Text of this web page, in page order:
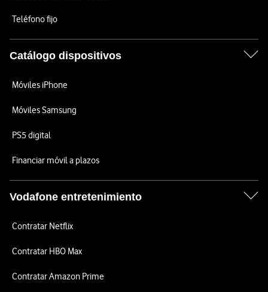
Teléfono fijo
Catálogo dispositivos
Móviles iPhone
Móviles Samsung
PS5 digital
Financiar móvil a plazos
Vodafone entretenimiento
Contratar Netflix
Contratar HBO Max
Contratar Amazon Prime